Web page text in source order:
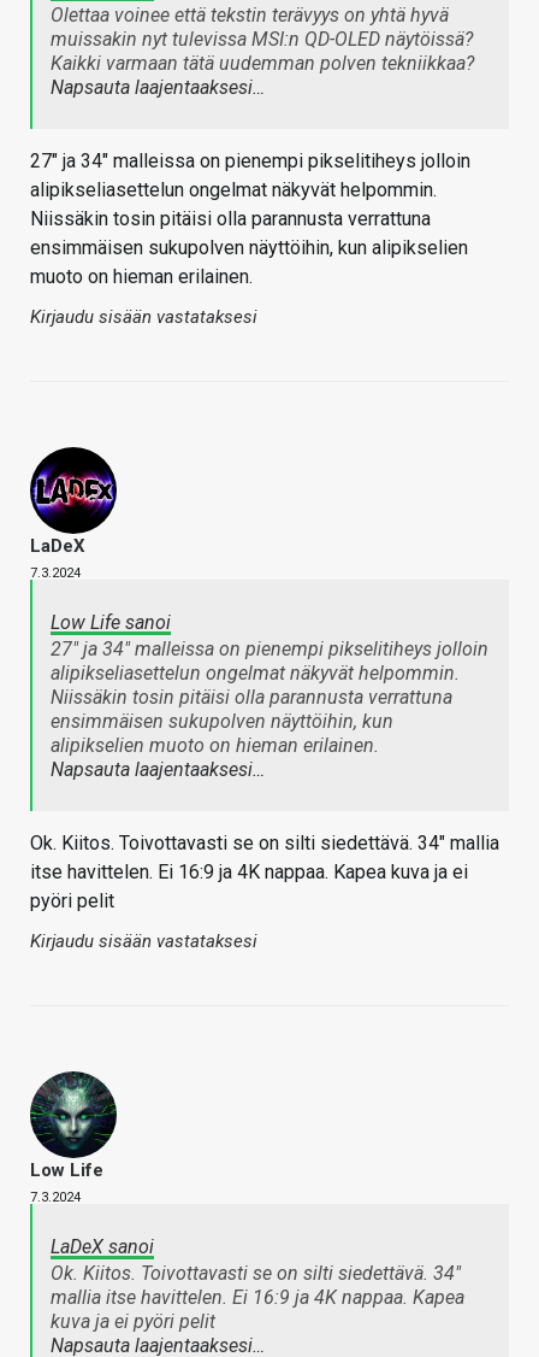
Olettaa voinee että tekstin terävyys on yhtä hyvä
muissakin nyt tulevissa MSI:n QD-OLED näytöissä?
Kaikki varmaan tätä uudemman polven tekniikkaa?
Napsauta laajentaaksesi…
27" ja 34" malleissa on pienempi pikselitiheys jolloin
alipikseliasettelun ongelmat näkyvät helpommin.
Niissäkin tosin pitäisi olla parannusta verrattuna
ensimmäisen sukupolven näyttöihin, kun alipikselien
muoto on hieman erilainen.
Kirjaudu sisään vastataksesi
LaDeX
7.3.2024
Low Life sanoi
27" ja 34" malleissa on pienempi pikselitiheys jolloin
alipikseliasettelun ongelmat näkyvät helpommin.
Niissäkin tosin pitäisi olla parannusta verrattuna
ensimmäisen sukupolven näyttöihin, kun
alipikselien muoto on hieman erilainen.
Napsauta laajentaaksesi…
Ok. Kiitos. Toivottavasti se on silti siedettävä. 34" mallia
itse havittelen. Ei 16:9 ja 4K nappaa. Kapea kuva ja ei
pyöri pelit
Kirjaudu sisään vastataksesi
Low Life
7.3.2024
LaDeX sanoi
Ok. Kiitos. Toivottavasti se on silti siedettävä. 34"
mallia itse havittelen. Ei 16:9 ja 4K nappaa. Kapea
kuva ja ei pyöri pelit
Napsauta laajentaaksesi…